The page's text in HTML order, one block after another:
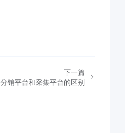
下一篇
分销平台和采集平台的区别